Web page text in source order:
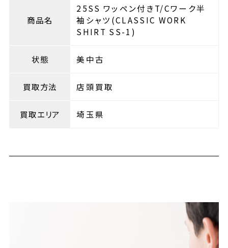
商品名
25SS ワッペン付きT/Cワーク半
袖シャツ(CLASSIC WORK
SHIRT SS-1)
状態 美中古
買取方法 店頭買取
買取エリア 埼玉県